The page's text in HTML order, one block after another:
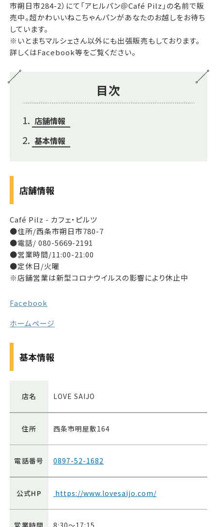
市朔日市284-2）にて「アヒルパン＠Café Pilz」の名前で販
売中。超かわいいねこちゃんパンがあなたのお越しをお待ち
しています。
※いとまちマルシェさん以外にも出張販売もしております。
詳しくはFacebook等をご覧ください。
目次
店舗情報
基本情報
店舗情報
Café Pilz - カフェ・ピルツ
●住所/西条市朔日市780-7
●電話/ 080-5669-2191
●営業時間/11:00-21:00
●定休日/火曜
※店舗営業は新型コロナウイルスの影響により休止中
Facebook
ホームページ
基本情報
店名 LOVE SAIJO
住所 西条市明屋敷164
電話番号 0897-52-1682
公式HP https://www.lovesaijo.com/